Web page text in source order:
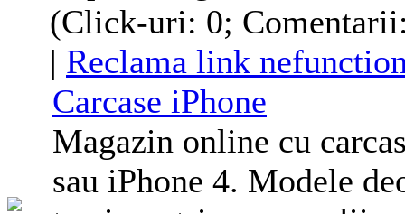
(Click-uri: 0;
| Reclama link
Carcase iPhone
Magazin online cu
sau iPhone 4. Modele